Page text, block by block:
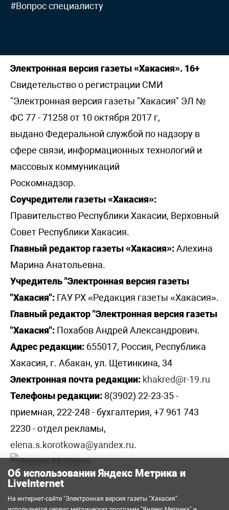
#Вопрос специалисту
Электронная версия газеты «Хакасия». 16+
Свидетельство о регистрации СМИ
"Электронная версия газеты "Хакасия" ЭЛ №
ФС 77 - 71258 от 10 октября 2017 г,
выдано Федеральной службой по надзору в
сфере связи, информационных технологий и
массовых коммуникаций
Роскомнадзор.
Соучредители газеты «Хакасия»:
Правительство Республики Хакасии, Верховный
Совет Республики Хакасия.
Главный редактор газеты «Хакасия»:Алехина
Марина Анатольевна.
Учредитель "Электронная версия газеты
"Хакасия": ГАУ РХ «Редакция газеты «Хакасия».
Главный редактор "Электронная версия газеты
"Хакасия": Похабов Андрей Александрович.
Адрес редакции: 655017, Россия, Республика
Хакасия, г. Абакан, ул. Щетинкина, 34
Электронная почта редакции: khakred@r-19.ru
Телефоны редакции: 8(3902) 22-23-35 -
приемная, 222-248 - бухгалтерия, +7 961 743
2230 - отдел рекламы,
elena.s.korotkowa@yandex.ru.
Об использовании Яндекс Метрика и
LiveInternet
На интернет-сайте "Электронная версия газеты "Хакасия"